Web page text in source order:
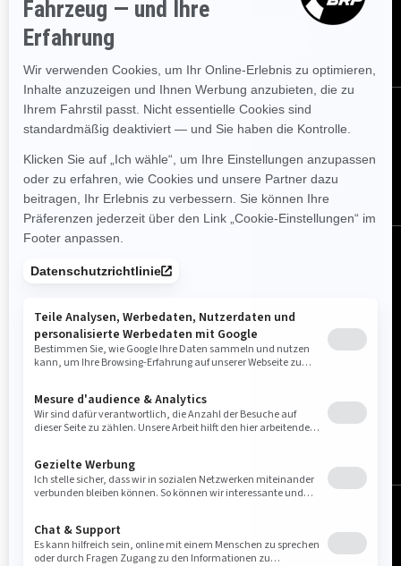
FOLGEN SIE UNS
Deutschland (Deutsch)
© BRP 2003-2026